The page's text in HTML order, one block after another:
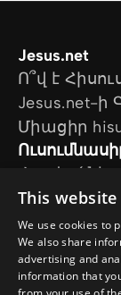
Jesus.net
Ո՞վ է
Jesus.net-ի
Միացիր
Հոդվածներ
Մեր
Ես հարց
Հետևեք մեզ
This
We use cookies to
We also share
advertising and
information that